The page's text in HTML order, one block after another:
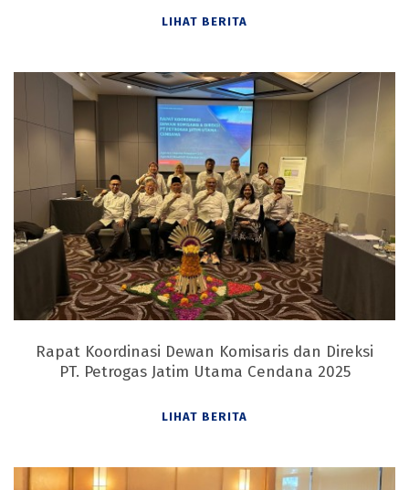
LIHAT BERITA
Rapat Koordinasi Dewan Komisaris dan Direksi
PT. Petrogas Jatim Utama Cendana 2025
LIHAT BERITA